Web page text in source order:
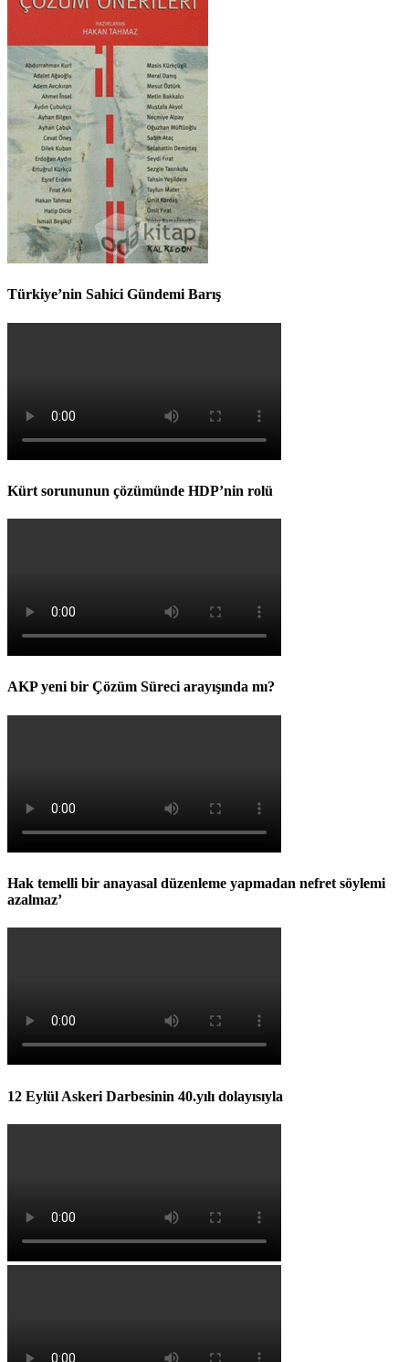
Türkiye’nin Sahici Gündemi Barış
Kürt sorununun çözümünde HDP’nin rolü
AKP yeni bir Çözüm Süreci arayışında mı?
Hak temelli bir anayasal düzenleme yapmadan nefret söylemi
azalmaz’
12 Eylül Askeri Darbesinin 40.yılı dolayısıyla